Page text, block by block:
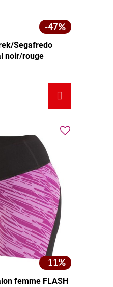
47%
Segafredo
noir/rouge
BodyFit Pro Thermal noir/rouge -
11%
femme FLASH